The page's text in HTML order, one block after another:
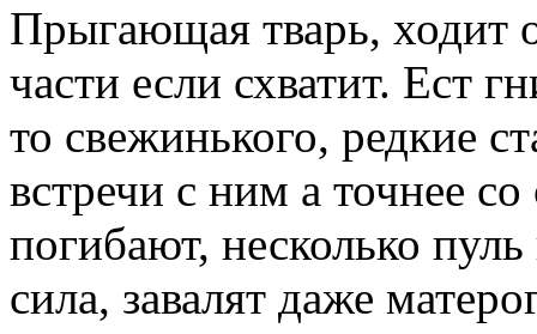
Прыгающая тварь, ходит
части если схватит. Ест
то свежинького, редкие
встречи с ним а точнее
погибают, несколько
сила, завалят даже